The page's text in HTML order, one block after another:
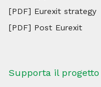
[PDF] Eurexit strategy
[PDF] Post Eurexit
Supporta il